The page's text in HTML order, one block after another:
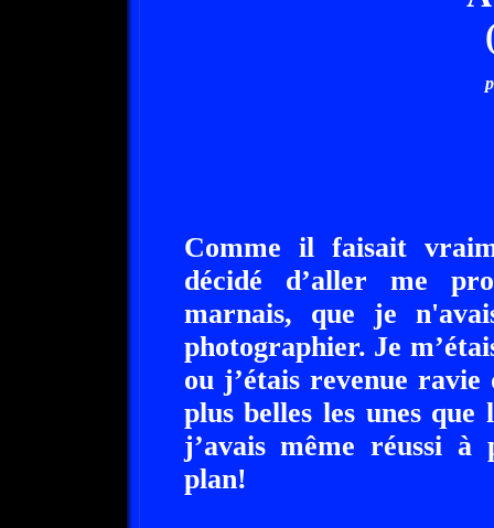
Comme il faisait
décidé d’aller me
marnais, que je
photographier. Je
ou j’étais revenue ravie
plus belles les unes
j’avais même réussi
plan!